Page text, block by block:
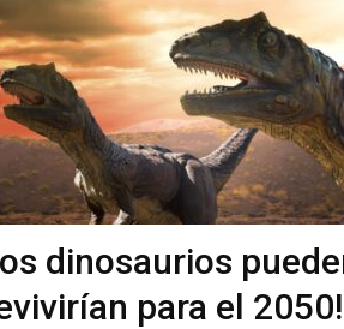
dinosaurios
para el 2050!